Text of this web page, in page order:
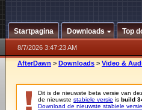
Startpagina Downloads Top
8/7/2026 3:47:23 AM
AfterDawn > Downloads > Video &
Dit is de nieuwste beta versie van
de nieuwste stabiele versie is build
Download de nieuwste stabiele